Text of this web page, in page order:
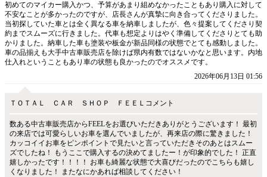
初めてのマイカー購入かつ、予算があまり組めなかったこともあり購入に対して
不安なことが多かったのですが、店長さんが真摯に向き合ってくださりました。
当初探していた車とは全く異なる車を納車しましたが、色々提案してくださり契
約までスムーズに行きました。代車も想定よりはやく準備してくださりとても助
かりました。納車した車も塗装や板金が新品同様の状態でとても感動しました。
車の品揃えも大手中古車販売店を除けば県内有数ではないかなと思います。内地
仕入れということもあり車の状態も良かったのでオススメです。
2026年06月13日 01:56
ＴＯＴＡＬ ＣＡＲ ＳＨＯＰ ＦＥＥＬコメント
数ある中古車販売店からFEELをお選びいただきありがとうございます！ 最初
の来店では可愛らしいお車を選んでいましたが、再来店の際に驚きました！
カッコイイお車をピンポイントで見たいと言っていただきそのあとはスムー
ズでしたね！ もうここで購入するの決めてましたー！が印象的でした！ 正直
嬉しかったです！！！！ お車も綺麗な状態で大喜びだったのでこちらも嬉し
くなりました！ またなにかあれば相談してください！